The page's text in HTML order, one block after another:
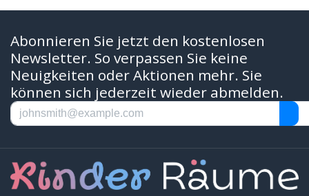
Abonnieren Sie jetzt den kostenlosen
Newsletter. So verpassen Sie keine
Neuigkeiten oder Aktionen mehr. Sie
können sich jederzeit wieder abmelden.